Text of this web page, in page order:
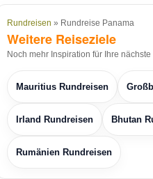
Rundreisen » Rundreise Panama
Weitere Reiseziele
Noch mehr Inspiration für Ihre nächste
Mauritius Rundreisen
Irland Rundreisen Bhutan
Rumänien Rundreisen